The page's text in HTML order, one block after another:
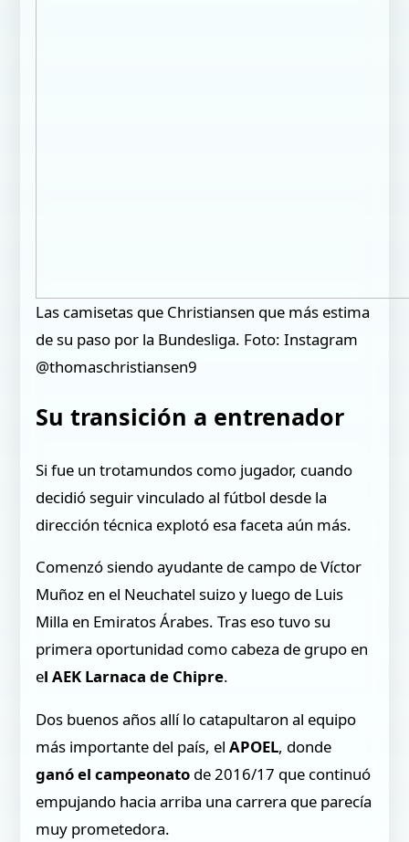
Las camisetas que Christiansen que más estima
de su paso por la Bundesliga. Foto: Instagram
@thomaschristiansen9
Su transición a entrenador
Si fue un trotamundos como jugador, cuando
decidió seguir vinculado al fútbol desde la
dirección técnica explotó esa faceta aún más.
Comenzó siendo ayudante de campo de Víctor
Muñoz en el Neuchatel suizo y luego de Luis
Milla en Emiratos Árabes. Tras eso tuvo su
primera oportunidad como cabeza de grupo en
el AEK Larnaca de Chipre.
Dos buenos años allí lo catapultaron al equipo
más importante del país, elAPOEL, donde
ganó el campeonato de 2016/17 que continuó
empujando hacia arriba una carrera que parecía
muy prometedora.